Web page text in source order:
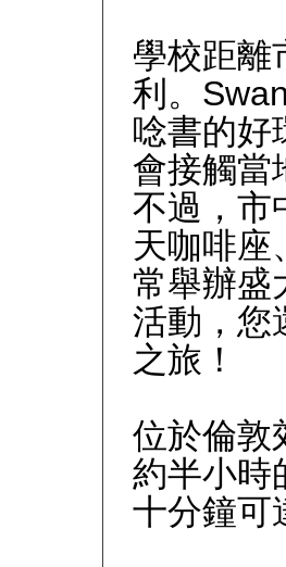
學校距離
利。
唸書的好
會接觸當
不過，市
天咖啡座
常舉辦盛
活動，您
之旅！
位於倫敦
約半小時
十分鐘